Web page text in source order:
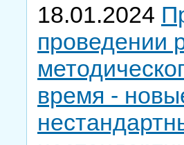
18.01.2024
проведении
время -